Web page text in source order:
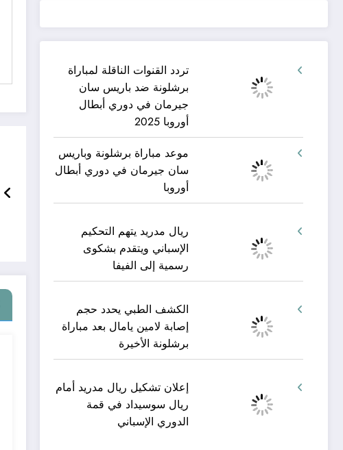
تردد القنوات الناقلة لمباراة
برشلونة ضد باريس سان
جيرمان في دوري أبطال
أوروبا 2025
موعد مباراة برشلونة وباريس
سان جيرمان في دوري أبطال
أوروبا
ريال مدريد يتهم التحكيم
الإسباني ويتقدم بشكوى
رسمية إلى الفيفا
الكشف الطبي يحدد حجم
إصابة لامين يامال بعد مباراة
برشلونة الأخيرة
إعلان تشكيل ريال مدريد أمام
ريال سوسيداد في قمة
الدوري الإسباني